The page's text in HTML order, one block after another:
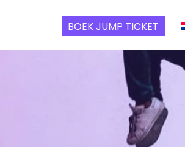
BOEK JUMP TICKET